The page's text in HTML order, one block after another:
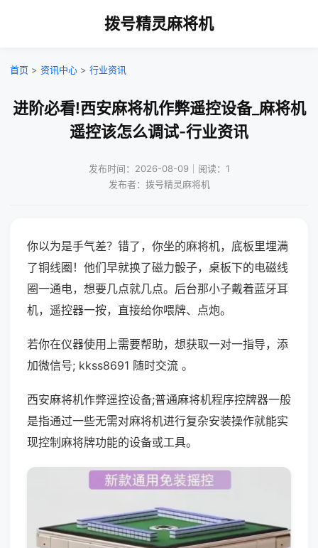
拨号精灵麻将机
首页 > 资讯中心 > 行业资讯
进阶必看!西安麻将机作弊遥控设备_麻将机
遥控该怎么调试-行业资讯
发布时间：2026-08-09｜阅读：1
发布者：拨号精灵麻将机
你以为是手气差？错了，你坐的麻将机，底板里埋满
了铜线圈！他们早就换了磁力骰子，桌板下的电磁线
圈一通电，想要几点就几点。后台那小子戴着蓝牙耳
机，遥控器一按，直接给你喂牌、点炮。
若你在仪器使用上需要帮助，想获取一对一指导，添
加微信号; kkss8691 随时交流 。
西安麻将机作弊遥控设备;普通麻将机程序控牌器一般
是指通过一些无需对麻将机进行复杂安装操作就能实
现控制麻将牌功能的设备或工具。